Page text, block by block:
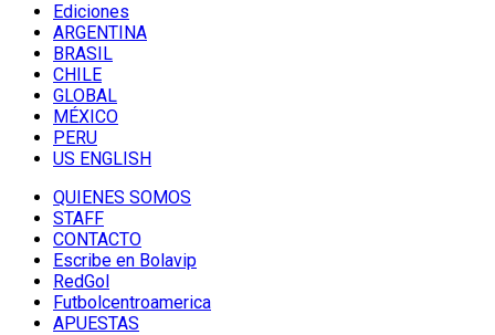
Ediciones
ARGENTINA
BRASIL
CHILE
GLOBAL
MÉXICO
PERU
US ENGLISH
QUIENES SOMOS
STAFF
CONTACTO
Escribe en Bolavip
RedGol
Futbolcentroamerica
APUESTAS